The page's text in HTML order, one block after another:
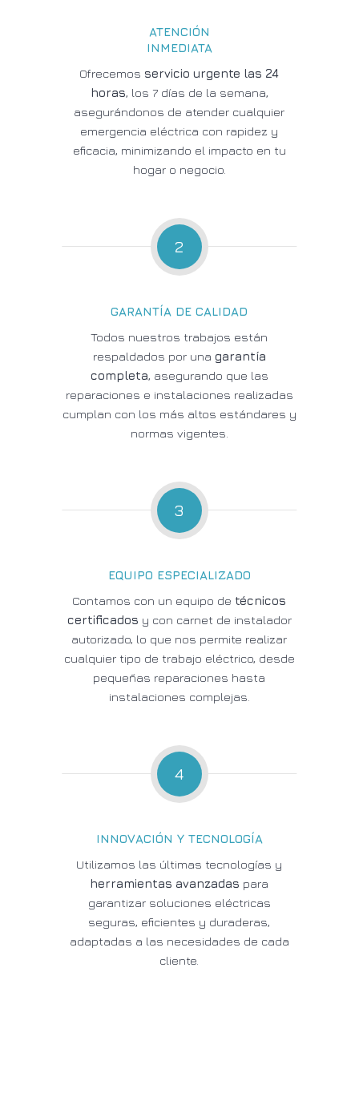
ATENCIÓN
INMEDIATA
Ofrecemos servicio urgente las 24
horas, los 7 días de la semana,
asegurándonos de atender cualquier
emergencia eléctrica con rapidez y
eficacia, minimizando el impacto en tu
hogar o negocio.
2
GARANTÍA DE CALIDAD
Todos nuestros trabajos están
respaldados por una garantía
completa, asegurando que las
reparaciones e instalaciones realizadas
cumplan con los más altos estándares y
normas vigentes.
3
EQUIPO ESPECIALIZADO
Contamos con un equipo de técnicos
certificados y con carnet de instalador
autorizado, lo que nos permite realizar
cualquier tipo de trabajo eléctrico, desde
pequeñas reparaciones hasta
instalaciones complejas.
4
INNOVACIÓN Y TECNOLOGÍA
Utilizamos las últimas tecnologías y
herramientas avanzadas para
garantizar soluciones eléctricas
seguras, eficientes y duraderas,
adaptadas a las necesidades de cada
cliente.